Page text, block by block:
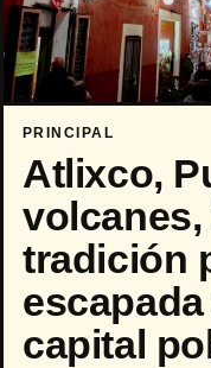
PRINCIPAL
Atlixco,
tradición
capital